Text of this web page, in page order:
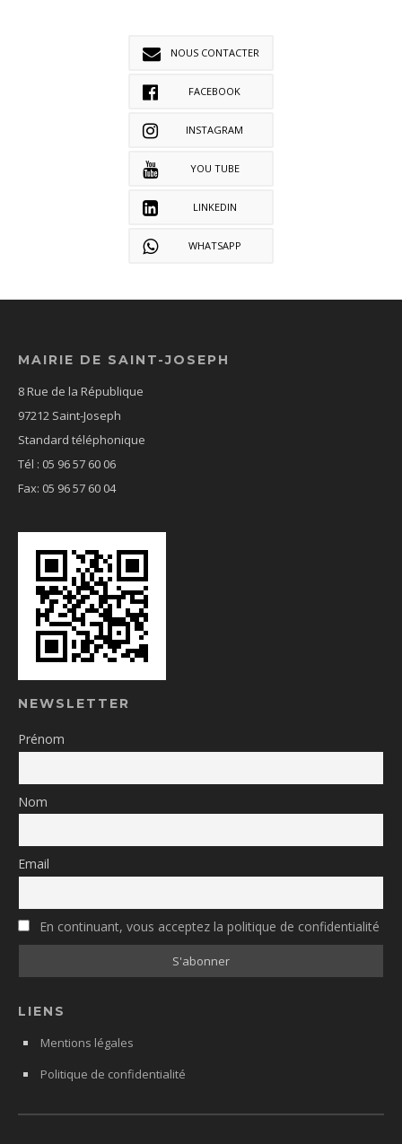
NOUS CONTACTER
FACEBOOK
INSTAGRAM
YOU TUBE
LINKEDIN
WHATSAPP
MAIRIE DE SAINT-JOSEPH
8 Rue de la République
97212 Saint-Joseph
Standard téléphonique
Tél : 05 96 57 60 06
Fax: 05 96 57 60 04
NEWSLETTER
Prénom
Nom
Email
En continuant, vous acceptez la politique de confidentialité
LIENS
Mentions légales
Politique de confidentialité